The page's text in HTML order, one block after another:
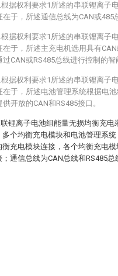
根据权利要求1所述的串联锂离子
在于，所述通信总线为CAN或485
根据权利要求1所述的串联锂离子
在于，所述主充电机选用具有
过CAN或RS485总线进行控制的智
根据权利要求1所述的串联锂离子
在于，所述电池管理系统根据电
供开放的CAN和RS485接口。
锂离子电池组能量无损均衡充
多个均衡充电模块和电池管理系
衡充电模块连接，各个均衡充电
通信总线为CAN总线和RS485总